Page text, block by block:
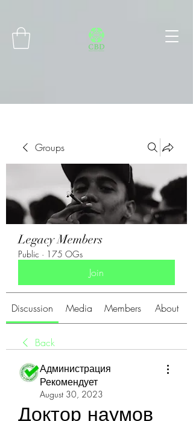
Groups
Legacy Members
Public · 175 OGs
Join
Discussion Media Members About
Back
Администрация
Рекомендует
August 30, 2023
Доктор наумов